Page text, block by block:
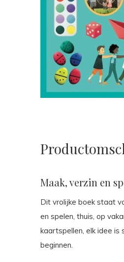
Maak, verzin en
Dit vrolijke boek staat
en spelen, thuis, op
kaartspellen, elk idee
beginnen.